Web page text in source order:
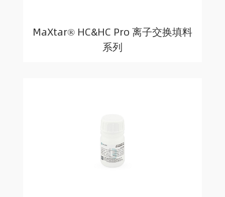
MaXtar® HC&HC Pro 离子交换填料
系列